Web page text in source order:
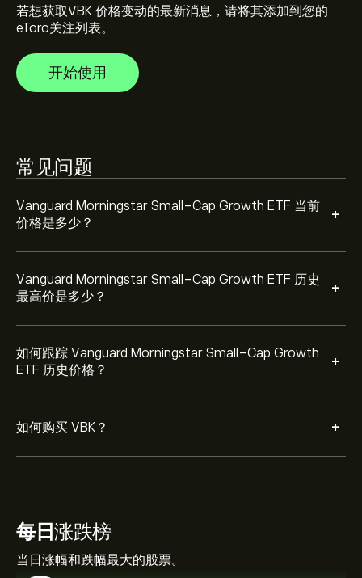
若想获取VBK 价格变动的最新消息，请将其添加到您的
eToro关注列表。
开始使用
常见问题
Vanguard Morningstar Small-Cap Growth ETF 当前
价格是多少？
+
Vanguard Morningstar Small-Cap Growth ETF 历史
最高价是多少？
+
如何跟踪 Vanguard Morningstar Small-Cap Growth
ETF 历史价格？
+
选择 eToro 图表上的“1 天”或“1 周”时间范围，并将其缩
Growth ETF 的历史价格走势。Vanguard Morningstar
Small-Cap Growth ETF 在过去一年的价格区间为
‎$‎82.17。
如何购买 VBK？ +
如欲购买 VBK，请访问 eToro 网站的“Vanguard
每日涨跌榜
当日涨幅和跌幅最大的股票。